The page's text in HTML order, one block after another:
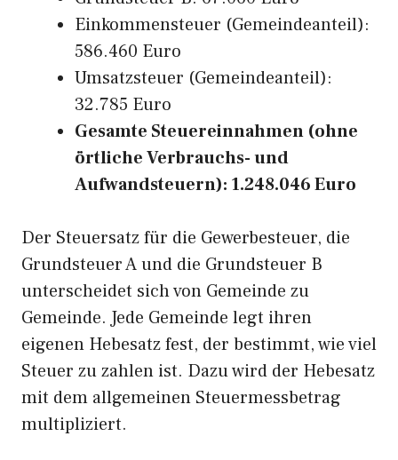
Einkommensteuer (Gemeindeanteil):
586.460 Euro
Umsatzsteuer (Gemeindeanteil):
32.785 Euro
Gesamte Steuereinnahmen (ohne
örtliche Verbrauchs- und
Aufwandsteuern): 1.248.046 Euro
Der Steuersatz für die Gewerbesteuer, die
Grundsteuer A und die Grundsteuer B
unterscheidet sich von Gemeinde zu
Gemeinde. Jede Gemeinde legt ihren
eigenen Hebesatz fest, der bestimmt, wie viel
Steuer zu zahlen ist. Dazu wird der Hebesatz
mit dem allgemeinen Steuermessbetrag
multipliziert.